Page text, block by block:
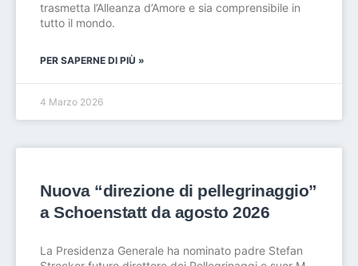
trasmetta l’Alleanza d’Amore e sia comprensibile in
tutto il mondo.
PER SAPERNE DI PIÙ »
4 Marzo 2026
Nuova “direzione di pellegrinaggio”
a Schoenstatt da agosto 2026
La Presidenza Generale ha nominato padre Stefan